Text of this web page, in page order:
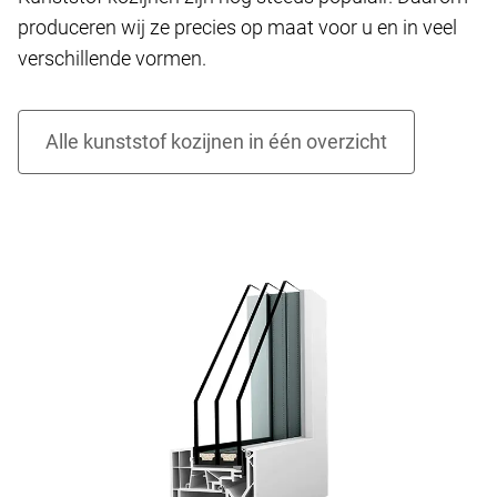
produceren wij ze precies op maat voor u en in veel
verschillende vormen.